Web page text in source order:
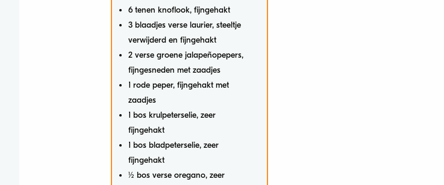
6 tenen knoflook, fijngehakt
3 blaadjes verse laurier, steeltje
verwijderd en fijngehakt
2 verse groene jalapeñopepers,
fijngesneden met zaadjes
1 rode peper, fijngehakt met
zaadjes
1 bos krulpeterselie, zeer
fijngehakt
1 bos bladpeterselie, zeer
fijngehakt
½ bos verse oregano, zeer